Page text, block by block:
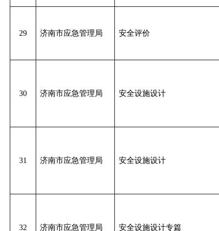
29 济南市应急管理局 安全评价
30 济南市应急管理局 安全设施设计
31 济南市应急管理局 安全设施设计
32 济南市应急管理局 安全设施设计专篇